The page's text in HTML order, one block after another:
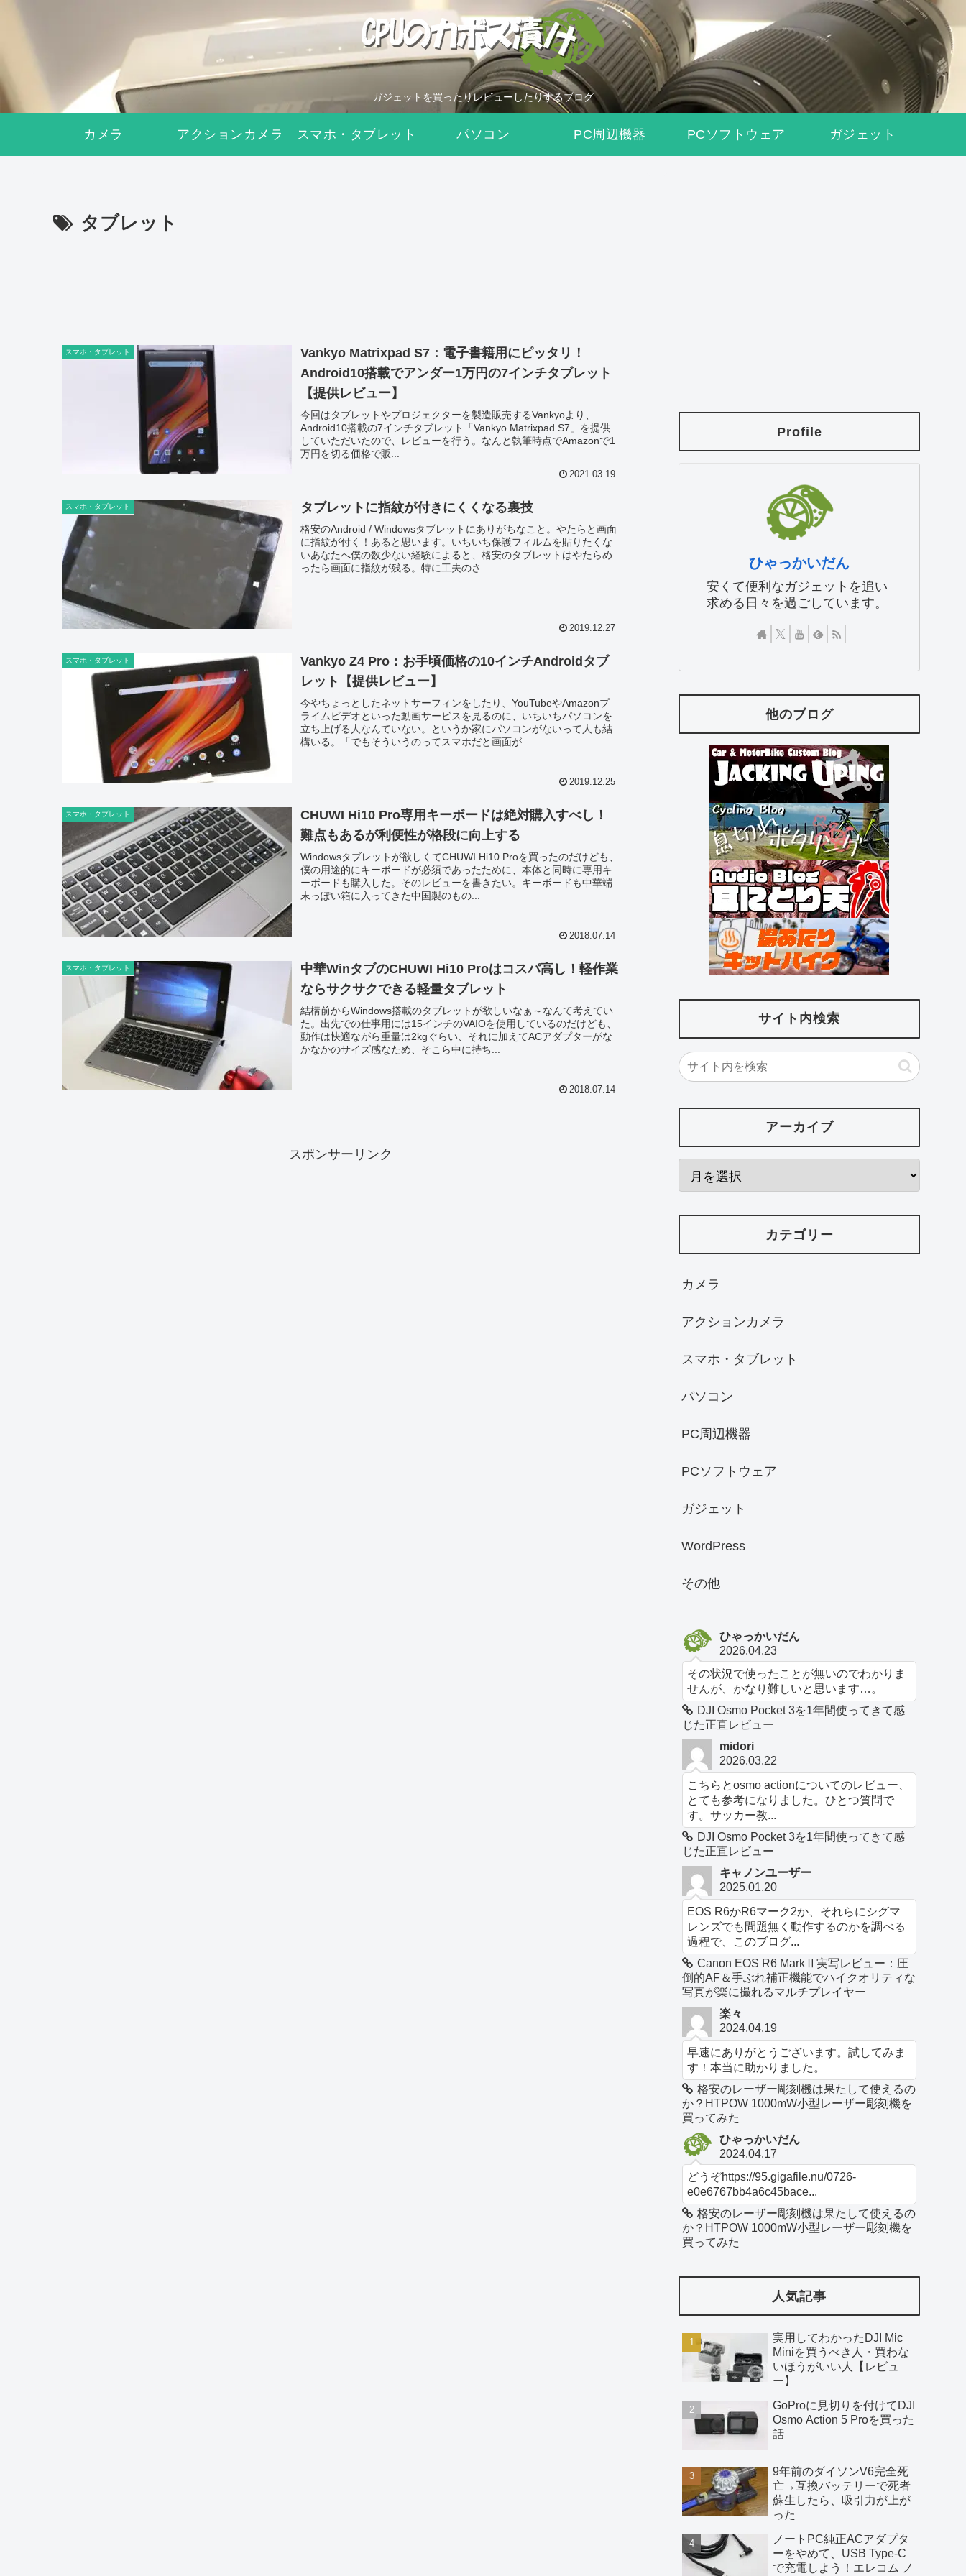
ガジェットを買ったりレビューしたりするブログ
カメラ アクションカメラ スマホ・タブレット パソコン PC周辺機器 PCソフトウェア ガジェット
タブレット
スマホ・タブレット
Vankyo Matrixpad S7：電子書籍用にピッタリ！
Android10搭載でアンダー1万円の7インチタブレット
【提供レビュー】
今回はタブレットやプロジェクターを製造販売するVankyoより、
Android10搭載の7インチタブレット「Vankyo Matrixpad S7」を提供
していただいたので、レビューを行う。なんと執筆時点でAmazonで1
万円を切る価格で販...
2021.03.19
スマホ・タブレット タブレットに指紋が付きにくくなる裏技
格安のAndroid / Windowsタブレットにありがちなこと。やたらと画面
に指紋が付く！あると思います。いちいち保護フィルムを貼りたくな
いあなたへ僕の数少ない経験によると、格安のタブレットはやたらめ
ったら画面に指紋が残る。特に工夫のさ...
2019.12.27
スマホ・タブレット
Vankyo Z4 Pro：お手頃価格の10インチAndroidタブ
レット【提供レビュー】
今やちょっとしたネットサーフィンをしたり、YouTubeやAmazonプ
ライムビデオといった動画サービスを見るのに、いちいちパソコンを
立ち上げる人なんていない。というか家にパソコンがないって人も結
構いる。「でもそういうのってスマホだと画面が...
2019.12.25
スマホ・タブレット
CHUWI Hi10 Pro専用キーボードは絶対購入すべし！
難点もあるが利便性が格段に向上する
Windowsタブレットが欲しくてCHUWI Hi10 Proを買ったのだけども、
僕の用途的にキーボードが必須であったために、本体と同時に専用キ
ーボードも購入した。そのレビューを書きたい。キーボードも中華端
末っぽい箱に入ってきた中国製のもの...
2018.07.14
スマホ・タブレット
中華WinタブのCHUWI Hi10 Proはコスパ高し！軽作業
ならサクサクできる軽量タブレット
結構前からWindows搭載のタブレットが欲しいなぁ～なんて考えてい
た。出先での仕事用には15インチのVAIOを使用しているのだけども、
動作は快適ながら重量は2kgぐらい、それに加えてACアダプターがな
かなかのサイズ感なため、そこら中に持ち...
2018.07.14
スポンサーリンク
Profile
ひゃっかいだん
安くて便利なガジェットを追い
求める日々を過ごしています。
他のブログ
サイト内検索
アーカイブ
カテゴリー
カメラ
アクションカメラ
スマホ・タブレット
パソコン
PC周辺機器
PCソフトウェア
ガジェット
WordPress
その他
ひゃっかいだん
2026.04.23
その状況で使ったことが無いのでわかりま
せんが、かなり難しいと思います…。
DJI Osmo Pocket 3を1年間使ってきて感
じた正直レビュー
midori
2026.03.22
こちらとosmo actionについてのレビュー、
とても参考になりました。ひとつ質問で
す。サッカー教...
DJI Osmo Pocket 3を1年間使ってきて感
じた正直レビュー
キャノンユーザー
2025.01.20
EOS R6かR6マーク2か、それらにシグマ
レンズでも問題無く動作するのかを調べる
過程で、このブログ...
Canon EOS R6 MarkⅡ実写レビュー：圧
倒的AF＆手ぶれ補正機能でハイクオリティな
写真が楽に撮れるマルチプレイヤー
楽々
2024.04.19
早速にありがとうございます。試してみま
す！本当に助かりました。
格安のレーザー彫刻機は果たして使えるの
か？HTPOW 1000mW小型レーザー彫刻機を
買ってみた
ひゃっかいだん
2024.04.17
どうぞhttps://95.gigafile.nu/0726-
e0e6767bb4a6c45bace...
格安のレーザー彫刻機は果たして使えるの
か？HTPOW 1000mW小型レーザー彫刻機を
買ってみた
人気記事
実用してわかったDJI Mic
Miniを買うべき人・買わな
いほうがいい人【レビュ
ー】
GoProに見切りを付けてDJI
Osmo Action 5 Proを買った
話
9年前のダイソンV6完全死
亡→互換バッテリーで死者
蘇生したら、吸引力が上が
った
ノートPC純正ACアダプタ
ーをやめて、USB Type-C
で充電しよう！エレコム ノ